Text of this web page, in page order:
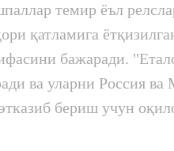
темир ёъл
қатламига
бажаради.
ва уларни Россия
бериш учун